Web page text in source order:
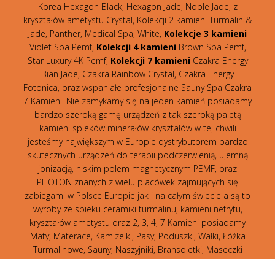
Korea Hexagon Black, Hexagon Jade, Noble Jade, z
kryształów ametystu Crystal, Kolekcji 2 kamieni Turmalin &
Jade, Panther, Medical Spa, White, Kolekcje 3 kamieni
Violet Spa Pemf, Kolekcji 4 kamieniBrown Spa Pemf,
Star Luxury 4K Pemf, Kolekcji 7 kamieniCzakra Energy
Bian Jade, Czakra Rainbow Crystal, Czakra Energy
Fotonica, oraz wspaniałe profesjonalne Sauny Spa Czakra
7 Kamieni. Nie zamykamy się na jeden kamień posiadamy
bardzo szeroką gamę urządzeń z tak szeroką paletą
kamieni spieków minerałów kryształów w tej chwili
jesteśmy największym w Europie dystrybutorem bardzo
skutecznych urządzeń do terapii podczerwienią, ujemną
jonizacją, niskim polem magnetycznym PEMF, oraz
PHOTON znanych z wielu placówek zajmujących się
zabiegami w Polsce Europie jak i na całym świecie a są to
wyroby ze spieku ceramiki turmalinu, kamieni nefrytu,
kryształów ametystu oraz 2, 3, 4, 7 Kamieni posiadamy
Maty, Materace, Kamizelki, Pasy, Poduszki, Wałki, Łóżka
Turmalinowe, Sauny, Naszyjniki, Bransoletki, Maseczki